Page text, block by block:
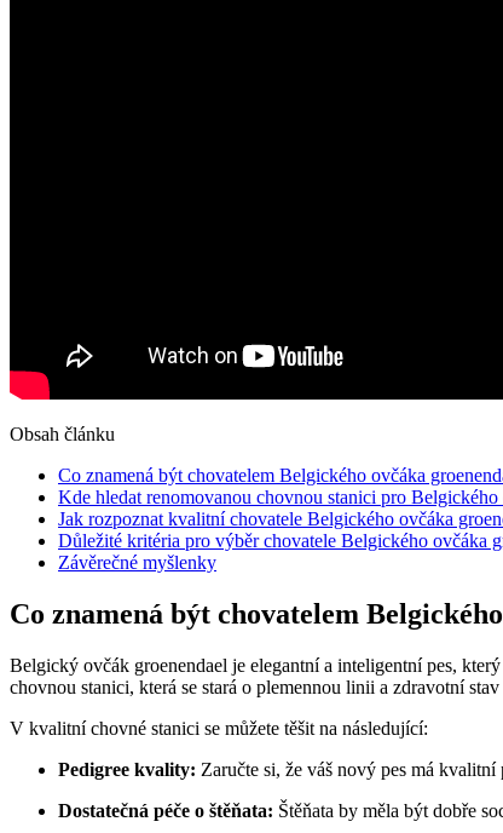
Obsah článku
Co znamená být chovatelem Belgického ovčáka
Kde hledat renomovanou chovnou stanici pro Belgického
Jak rozpoznat kvalitní chovatele Belgického ovčáka
Důležité kritéria pro výběr chovatele Belgického ovčáka
Závěrečné myšlenky
Co znamená být chovatelem
Belgický ovčák groenendael je elegantní a inteligentní pes,
chovnou stanici, která se stará o plemennou linii a zdravotní stav
V kvalitní chovné stanici se můžete těšit na následující:
Pedigree kvality: Zaručte si, že váš nový pes má
Dostatečná péče o štěňata: Štěňata by měla být dobře